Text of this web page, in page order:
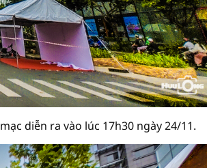
diễn ra vào lúc 17h30 ngày 24/11.